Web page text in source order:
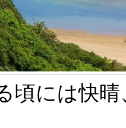
頃には快